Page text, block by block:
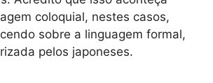
coloquial, nestes casos,
sobre a linguagem formal,
pelos japoneses.